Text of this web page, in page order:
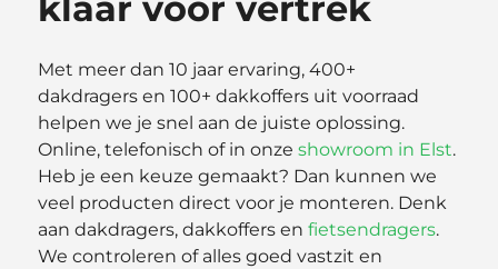
Met meer dan 10 jaar ervaring, 400+
dakdragers en 100+ dakkoffers uit voorraad
helpen we je snel aan de juiste oplossing.
Online, telefonisch of in onzeshowroom in Elst.
Heb je een keuze gemaakt? Dan kunnen we
veel producten direct voor je monteren. Denk
aan dakdragers, dakkoffers enfietsendragers.
We controleren of alles goed vastzit en